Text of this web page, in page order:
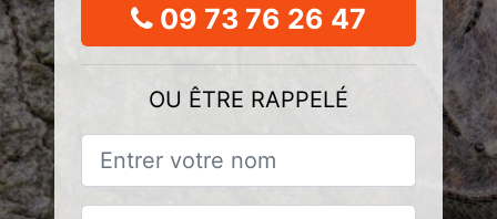
09 73 76 26 47
OU ÊTRE RAPPELÉ